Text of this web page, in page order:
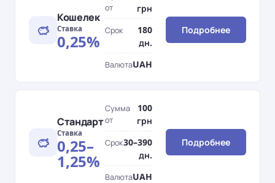
Кошелек
Ставка
0,25%
от
грн
Срок
180
дн.
ВалютаUAH
Подробнее
Стандарт
Ставка
0,25–
1,25%
Сумма
от
100
грн
Срок30–390
дн.
ВалютаUAH
Подробнее